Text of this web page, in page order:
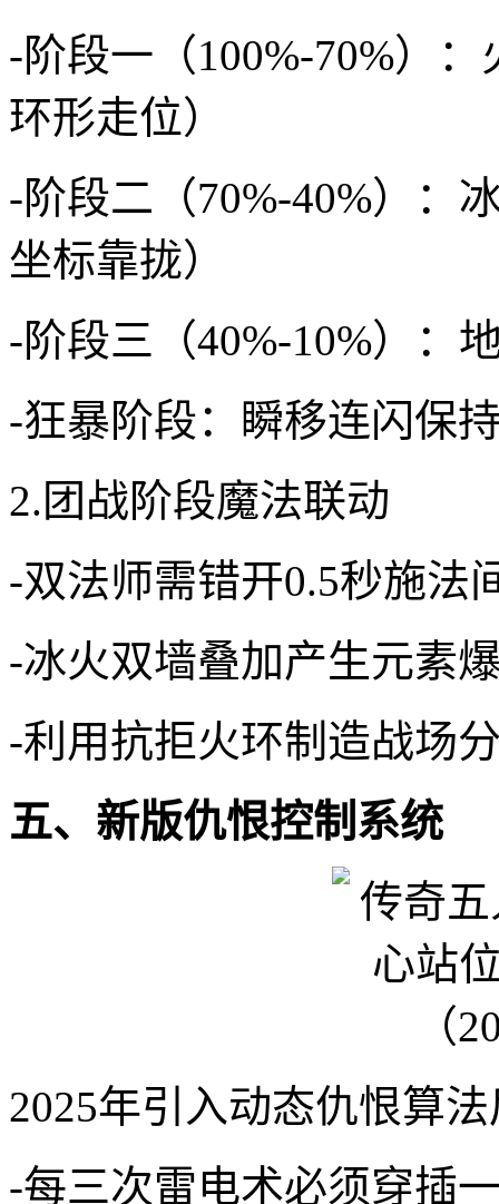
-阶段一（100%-70%）
环形走位）
-阶段二（70%-40%）：
坐标靠拢）
-阶段三（40%-10%）：
-狂暴阶段：瞬移连闪保
2.团战阶段魔法联动
-双法师需错开0.5秒施法
-冰火双墙叠加产生元素
-利用抗拒火环制造战场
五、新版仇恨控制系统
2025年引入动态仇恨算
-每三次雷电术必须穿插